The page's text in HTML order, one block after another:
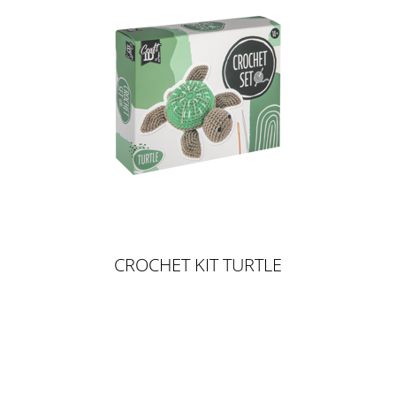
CROCHET KIT TURTLE